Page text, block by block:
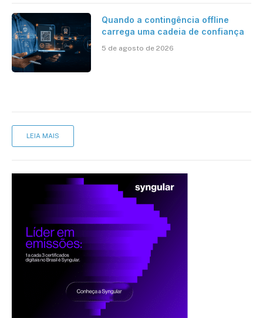
Quando a contingência offline
carrega uma cadeia de confiança
5 de agosto de 2026
LEIA MAIS